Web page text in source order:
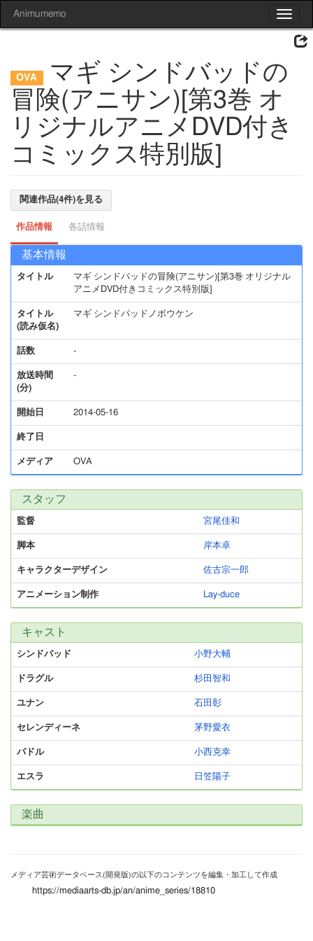
Toggle
Animumemo
マギ シンドバッドの
冒険(アニサン)[第3巻 オ
リジナルアニメDVD付き
コミックス特別版]
関連作品(4件)を見る
作品情報 各話情報
基本情報
タイトル
マギ シンドバッドの冒険(アニサン)[第3巻 オリジナル
アニメDVD付きコミックス特別版]
タイトル
(読み仮名)
マギ シンドバッドノボウケン
話数 -
放送時間
(分)
-
開始日 2014-05-16
終了日
メディア OVA
スタッフ
監督 宮尾佳和
脚本 岸本卓
キャラクターデザイン 佐古宗一郎
アニメーション制作 Lay-duce
キャスト
シンドバッド 小野大輔
ドラグル 杉田智和
ユナン 石田彰
セレンディーネ 茅野愛衣
バドル 小西克幸
エスラ 日笠陽子
楽曲
メディア芸術データベース(開発版)の以下のコンテンツを編集・加工して作成
https://mediaarts-db.jp/an/anime_series/18810